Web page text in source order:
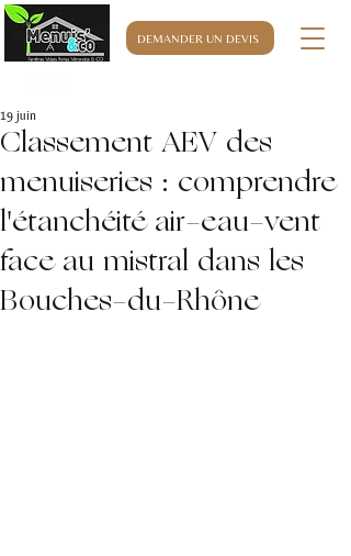
DEMANDER UN DEVIS
Classement AEV des
menuiseries : comprendre
l'étanchéité air-eau-vent
face au mistral dans les
Bouches-du-Rhône
19 juin